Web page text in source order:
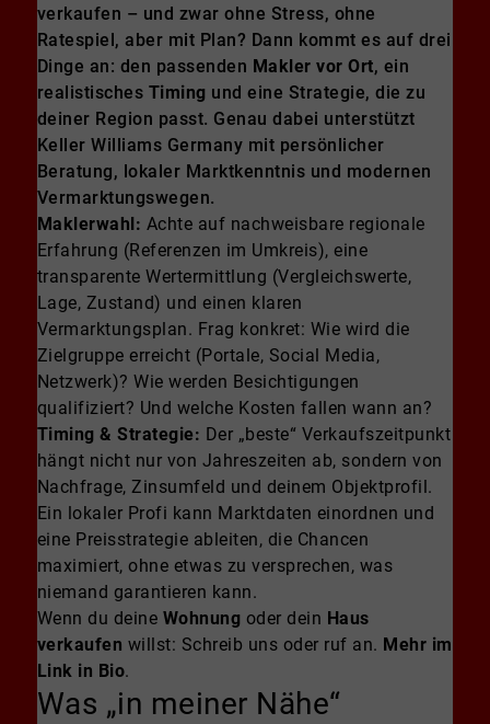
verkaufen – und zwar ohne Stress, ohne
Ratespiel, aber mit Plan? Dann kommt es auf drei
Dinge an: den passenden Makler vor Ort, ein
realistisches Timing und eine Strategie, die zu
deiner Region passt. Genau dabei unterstützt
Keller Williams Germany mit persönlicher
Beratung, lokaler Marktkenntnis und modernen
Vermarktungswegen.
Maklerwahl: Achte auf nachweisbare regionale
Erfahrung (Referenzen im Umkreis), eine
transparente Wertermittlung (Vergleichswerte,
Lage, Zustand) und einen klaren
Vermarktungsplan. Frag konkret: Wie wird die
Zielgruppe erreicht (Portale, Social Media,
Netzwerk)? Wie werden Besichtigungen
qualifiziert? Und welche Kosten fallen wann an?
Timing & Strategie: Der „beste“ Verkaufszeitpunkt
hängt nicht nur von Jahreszeiten ab, sondern von
Nachfrage, Zinsumfeld und deinem Objektprofil.
Ein lokaler Profi kann Marktdaten einordnen und
eine Preisstrategie ableiten, die Chancen
maximiert, ohne etwas zu versprechen, was
niemand garantieren kann.
Wenn du deine Wohnung oder dein Haus
verkaufen willst: Schreib uns oder ruf an. Mehr im
Link in Bio.
Was „in meiner Nähe“